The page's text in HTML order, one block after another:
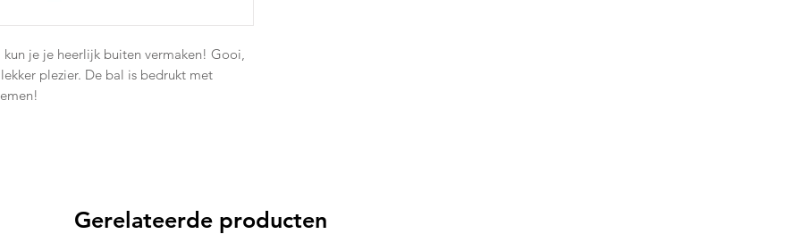
je je heerlijk buiten vermaken! Gooi,
plezier. De bal is bedrukt met
Gerelateerde producten